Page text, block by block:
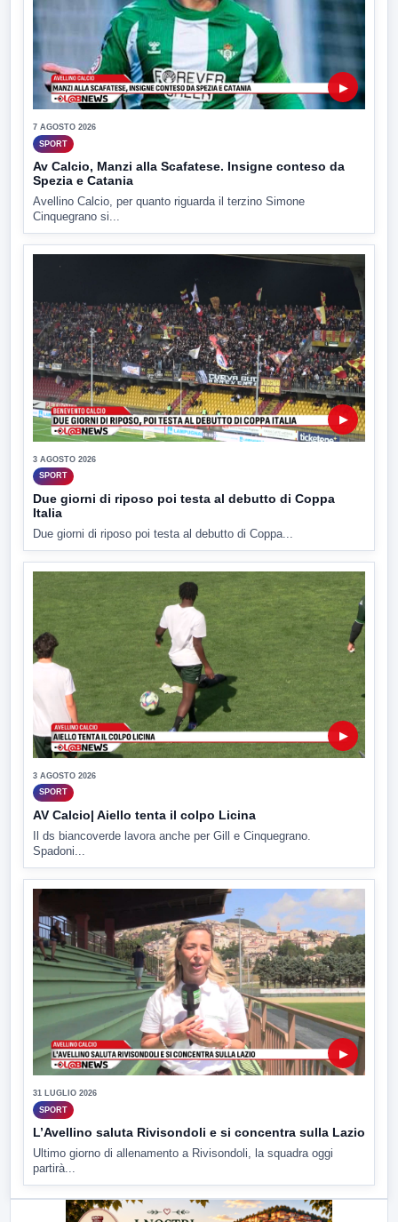
▶
7 AGOSTO 2026
SPORT
Av Calcio, Manzi alla Scafatese. Insigne conteso da
Spezia e Catania
Avellino Calcio, per quanto riguarda il terzino Simone
Cinquegrano si...
▶
3 AGOSTO 2026
SPORT
Due giorni di riposo poi testa al debutto di Coppa
Italia
Due giorni di riposo poi testa al debutto di Coppa...
▶
3 AGOSTO 2026
SPORT
AV Calcio| Aiello tenta il colpo Licina
Il ds biancoverde lavora anche per Gill e Cinquegrano.
Spadoni...
▶
31 LUGLIO 2026
SPORT
L’Avellino saluta Rivisondoli e si concentra sulla Lazio
Ultimo giorno di allenamento a Rivisondoli, la squadra oggi
partirà...